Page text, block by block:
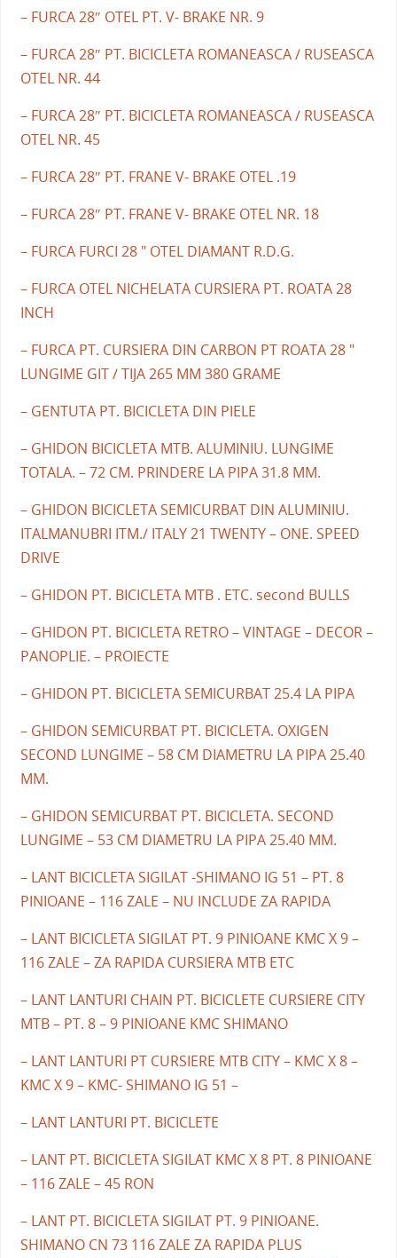
– FURCA 28″ OTEL PT. V- BRAKE NR. 9
– FURCA 28″ PT. BICICLETA ROMANEASCA / RUSEASCA
OTEL NR. 44
– FURCA 28″ PT. BICICLETA ROMANEASCA / RUSEASCA
OTEL NR. 45
– FURCA 28″ PT. FRANE V- BRAKE OTEL .19
– FURCA 28″ PT. FRANE V- BRAKE OTEL NR. 18
– FURCA FURCI 28 " OTEL DIAMANT R.D.G.
– FURCA OTEL NICHELATA CURSIERA PT. ROATA 28
INCH
– FURCA PT. CURSIERA DIN CARBON PT ROATA 28 "
LUNGIME GIT / TIJA 265 MM 380 GRAME
– GENTUTA PT. BICICLETA DIN PIELE
– GHIDON BICICLETA MTB. ALUMINIU. LUNGIME
TOTALA. – 72 CM. PRINDERE LA PIPA 31.8 MM.
– GHIDON BICICLETA SEMICURBAT DIN ALUMINIU.
ITALMANUBRI ITM./ ITALY 21 TWENTY – ONE. SPEED
DRIVE
– GHIDON PT. BICICLETA MTB . ETC. second BULLS
– GHIDON PT. BICICLETA RETRO – VINTAGE – DECOR –
PANOPLIE. – PROIECTE
– GHIDON PT. BICICLETA SEMICURBAT 25.4 LA PIPA
– GHIDON SEMICURBAT PT. BICICLETA. OXIGEN
SECOND LUNGIME – 58 CM DIAMETRU LA PIPA 25.40
MM.
– GHIDON SEMICURBAT PT. BICICLETA. SECOND
LUNGIME – 53 CM DIAMETRU LA PIPA 25.40 MM.
– LANT BICICLETA SIGILAT -SHIMANO IG 51 – PT. 8
PINIOANE – 116 ZALE – NU INCLUDE ZA RAPIDA
– LANT BICICLETA SIGILAT PT. 9 PINIOANE KMC X 9 –
116 ZALE – ZA RAPIDA CURSIERA MTB ETC
– LANT LANTURI CHAIN PT. BICICLETE CURSIERE CITY
MTB – PT. 8 – 9 PINIOANE KMC SHIMANO
– LANT LANTURI PT CURSIERE MTB CITY – KMC X 8 –
KMC X 9 – KMC- SHIMANO IG 51 –
– LANT LANTURI PT. BICICLETE
– LANT PT. BICICLETA SIGILAT KMC X 8 PT. 8 PINIOANE
– 116 ZALE – 45 RON
– LANT PT. BICICLETA SIGILAT PT. 9 PINIOANE.
SHIMANO CN 73 116 ZALE ZA RAPIDA PLUS